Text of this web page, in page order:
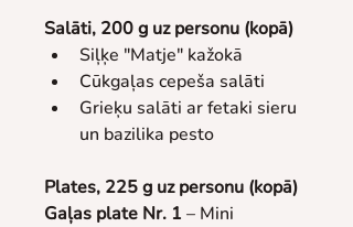
Salāti, 200 g uz personu (kopā)
Siļķe "Matje" kažokā
Cūkgaļas cepeša salāti
Grieķu salāti ar fetaki sieru
un bazilika pesto
Plates, 225 g uz personu (kopā)
Gaļas plate Nr. 1 – Mini